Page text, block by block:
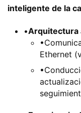
inteligente de la
•​​Arquitectura
Ethernet